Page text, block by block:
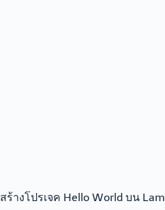
สร้างโปรเจค Hello World บน